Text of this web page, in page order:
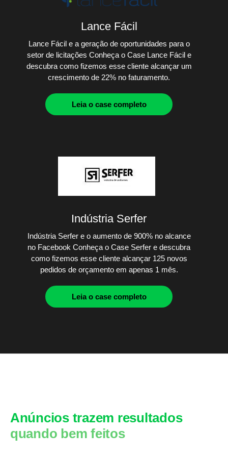
Lance Fácil
Lance Fácil e a geração de oportunidades para o
setor de licitações Conheça o Case Lance Fácil e
descubra como fizemos esse cliente alcançar um
crescimento de 22% no faturamento.
Leia o case completo
Indústria Serfer
Indústria Serfer e o aumento de 900% no alcance
no Facebook Conheça o Case Serfer e descubra
como fizemos esse cliente alcançar 125 novos
pedidos de orçamento em apenas 1 mês.
Leia o case completo
Anúncios trazem resultados
quando bem feitos